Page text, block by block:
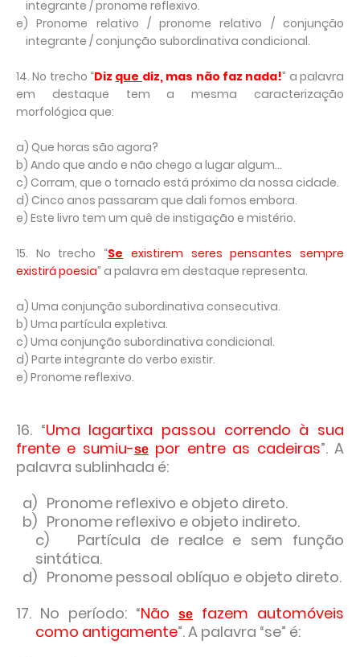
integrante / pronome reflexivo.
e) Pronome relativo / pronome relativo / conjunção
integrante / conjunção subordinativa condicional.
14. No trecho “Diz que diz, mas não faz nada!” a palavra
em destaque tem a mesma caracterização
morfológica que:
a) Que horas são agora?
b) Ando que ando e não chego a lugar algum...
c) Corram, que o tornado está próximo da nossa cidade.
d) Cinco anos passaram que dali fomos embora.
e) Este livro tem um quê de instigação e mistério.
15. No trecho “Se existirem seres pensantes sempre
existirá poesia” a palavra em destaque representa.
a) Uma conjunção subordinativa consecutiva.
b) Uma partícula expletiva.
c) Uma conjunção subordinativa condicional.
d) Parte integrante do verbo existir.
e) Pronome reflexivo.
16. “Uma lagartixa passou correndo à sua
frente e sumiu-sepor entre as cadeiras”. A
palavra sublinhada é:
a) Pronome reflexivo e objeto direto.
b) Pronome reflexivo e objeto indireto.
c) Partícula de realce e sem função
sintática.
d) Pronome pessoal oblíquo e objeto direto.
17. No período: “Não se
fazem automóveis
como antigamente”. A palavra “se” é: